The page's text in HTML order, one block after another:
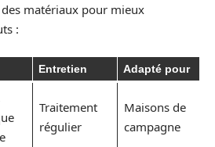
matériaux pour mieux
:
Entretien Adapté pour
Traitement
régulier
Maisons de
campagne